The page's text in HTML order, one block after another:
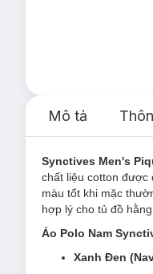
Mô tả
Synctives Men's
chất liệu cotton được
màu tốt khi mặc
hợp lý cho tủ đồ
Áo Polo Nam
Xanh Đen